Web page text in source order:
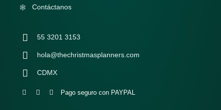
Contáctanos
55 3201 3153
hola@thechristmasplanners.com
CDMX
Pago seguro con PAYPAL